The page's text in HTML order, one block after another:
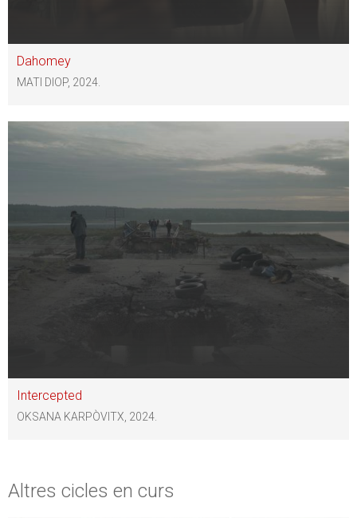
Dahomey
MATI DIOP, 2024.
Intercepted
OKSANA KARPÒVITX, 2024.
Altres cicles en curs